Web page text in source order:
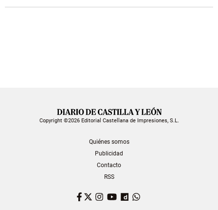
Copyright ©2026 Editorial Castellana de Impresiones, S.L.
Quiénes somos
Publicidad
Contacto
RSS
Facebook
TwitterInstagram
YouTubeDailymotion